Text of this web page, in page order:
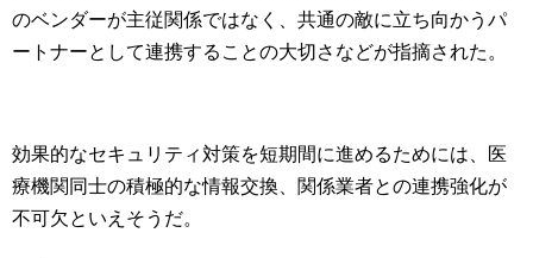
のベンダーが主従関係ではなく、共通の敵に立ち向かうパ
ートナーとして連携することの大切さなどが指摘された。
効果的なセキュリティ対策を短期間に進めるためには、医
療機関同士の積極的な情報交換、関係業者との連携強化が
不可欠といえそうだ。